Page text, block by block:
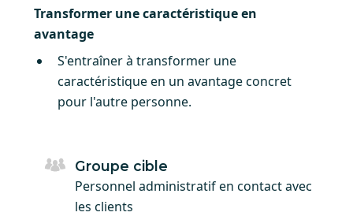
Transformer une caractéristique en
avantage
S'entraîner à transformer une
caractéristique en un avantage concret
pour l'autre personne.
Groupe cible
Personnel administratif en contact avec
les clients